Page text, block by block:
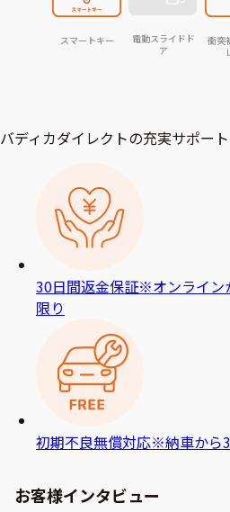
スマートキー
電動スライドド
ア
衝突
バディカダイレクトの充実サポート
30日間返金保証※オンライン
限り
初期不良無償対応※納車から
お客様インタビュー